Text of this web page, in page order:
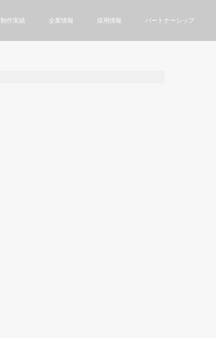
制作実績 企業情報 採用情報 パートナーシップ